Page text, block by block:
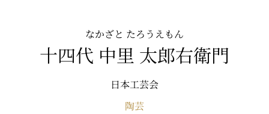
なかざと たろうえもん
十四代 中里 太郎右衛門
日本工芸会
陶芸